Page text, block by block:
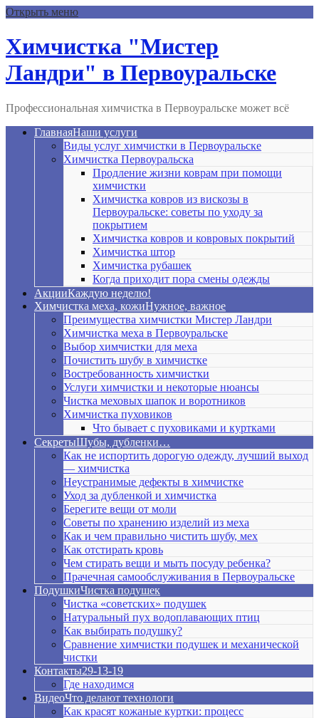
Открыть меню
Химчистка "Мистер
Ландри" в Первоуральске
Профессиональная химчистка в Первоуральске может всё
ГлавнаяНаши услуги
Виды услуг химчистки в Первоуральске
Химчистка Первоуральска
Продление жизни коврам при помощи
химчистки
Химчистка ковров из вискозы в
Первоуральске: советы по уходу за
покрытием
Химчистка ковров и ковровых покрытий
Химчистка штор
Химчистка рубашек
Когда приходит пора смены одежды
АкцииКаждую неделю!
Химчистка меха, кожиНужное, важное
Преимущества химчистки Мистер Ландри
Химчистка меха в Первоуральске
Выбор химчистки для меха
Почистить шубу в химчистке
Востребованность химчистки
Услуги химчистки и некоторые нюансы
Чистка меховых шапок и воротников
Химчистка пуховиков
Что бывает с пуховиками и куртками
СекретыШубы, дубленки…
Как не испортить дорогую одежду, лучший выход
— химчистка
Неустранимые дефекты в химчистке
Уход за дубленкой и химчистка
Берегите вещи от моли
Советы по хранению изделий из меха
Как и чем правильно чистить шубу, мех
Как отстирать кровь
Чем стирать вещи и мыть посуду ребенка?
Прачечная самообслуживания в Первоуральске
ПодушкиЧистка подушек
Чистка «советских» подушек
Натуральный пух водоплавающих птиц
Как выбирать подушку?
Сравнение химчистки подушек и механической
чистки
Контакты29-13-19
Где находимся
ВидеоЧто делают технологи
Как красят кожаные куртки: процесс